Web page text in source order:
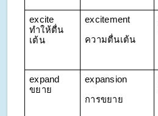
excite
ทำให้ตื่น
เต้น
excitement
ความตื่นเต้น
expand
ขยาย
expansion
การขยาย